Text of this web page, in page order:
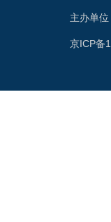
主办单
京ICP备